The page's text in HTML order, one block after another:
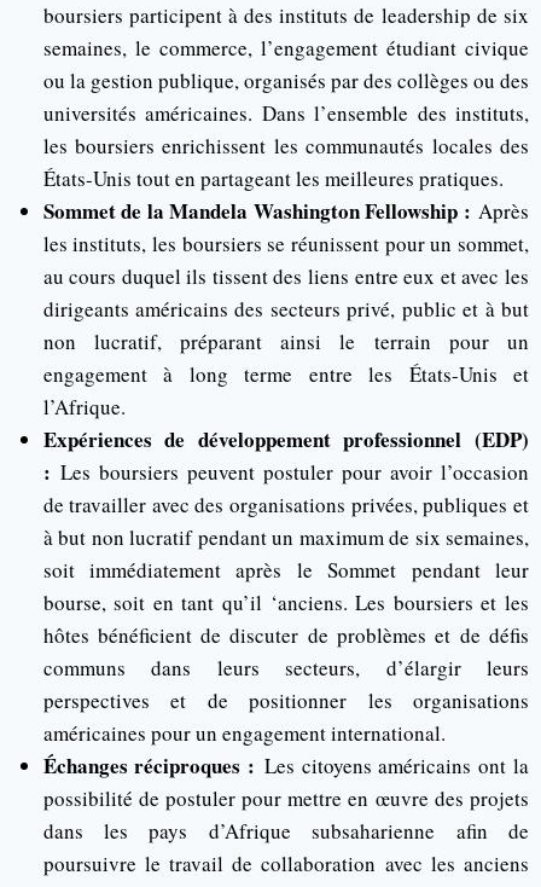
boursiers participent à des instituts de leadership de six
semaines, le commerce, l’engagement étudiant civique
ou la gestion publique, organisés par des collèges ou des
universités américaines. Dans l’ensemble des instituts,
les boursiers enrichissent les communautés locales des
États-Unis tout en partageant les meilleures pratiques.
Sommet de la Mandela Washington Fellowship : Après
les instituts, les boursiers se réunissent pour un sommet,
au cours duquel ils tissent des liens entre eux et avec les
dirigeants américains des secteurs privé, public et à but
non lucratif, préparant ainsi le terrain pour un
engagement à long terme entre les États-Unis et
l’Afrique.
Expériences de développement professionnel (EDP)
: Les boursiers peuvent postuler pour avoir l’occasion
de travailler avec des organisations privées, publiques et
à but non lucratif pendant un maximum de six semaines,
soit immédiatement après le Sommet pendant leur
bourse, soit en tant qu’il ‘anciens. Les boursiers et les
hôtes bénéficient de discuter de problèmes et de défis
communs dans leurs secteurs, d’élargir leurs
perspectives et de positionner les organisations
américaines pour un engagement international.
Échanges réciproques : Les citoyens américains ont la
possibilité de postuler pour mettre en œuvre des projets
dans les pays d’Afrique subsaharienne afin de
poursuivre le travail de collaboration avec les anciens